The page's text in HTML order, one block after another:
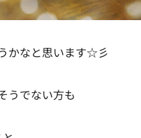
かなと思います☆彡
うでない方も